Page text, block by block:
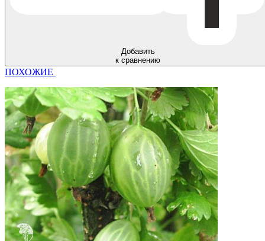
Добавить
к сравнению
ПОХОЖИЕ